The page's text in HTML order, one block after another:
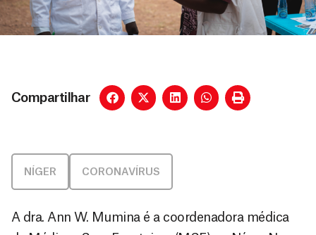
Compartilhar
NÍGER CORONAVÍRUS
A dra. Ann W. Mumina é a coordenadora médica